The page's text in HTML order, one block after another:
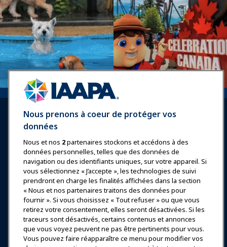
Se connecter Rejoindre maintenant
Récompenses Carrières
Contact
Expositions et Événements
Nouvelles & Funworld
Nous prenons à coeur de protéger vos
données
Nous et nos 2partenaires stockons et accédons à des
données personnelles, telles que des données de
navigation ou des identifiants uniques, sur votre appareil. Si
vous sélectionnez « J’accepte », les technologies de suivi
prendront en charge les finalités affichées dans la section
« Nous et nos partenaires traitons des données pour
fournir ». Si vous choisissez « Tout refuser » ou que vous
retirez votre consentement, elles seront désactivées. Si les
traceurs sont désactivés, certains contenus et annonces
que vous voyez peuvent ne pas être pertinents pour vous.
Vous pouvez faire réapparaître ce menu pour modifier vos